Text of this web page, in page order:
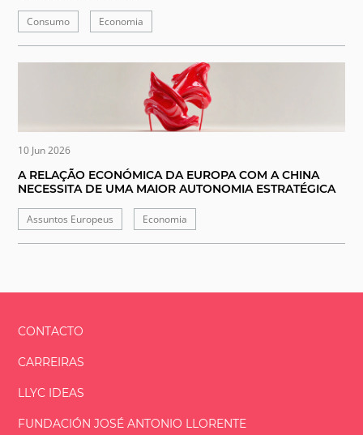
Consumo Economia
10 Jun 2026
A RELAÇÃO ECONÓMICA DA EUROPA COM A CHINA
NECESSITA DE UMA MAIOR AUTONOMIA ESTRATÉGICA
Assuntos Europeus Economia
CONTACTO
CARREIRAS
LLYC IDEAS
FUNDACIÓNJOSÉ ANTONIO LLORENTE